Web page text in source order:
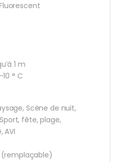
1 m
° C
Scène de nuit,
fête, plage,
AVI